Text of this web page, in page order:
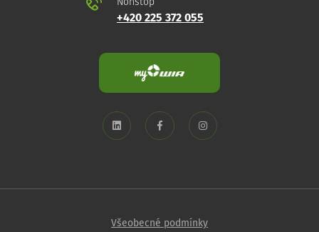
Nonstop
+420 225 372 055
Všeobecné podmínky